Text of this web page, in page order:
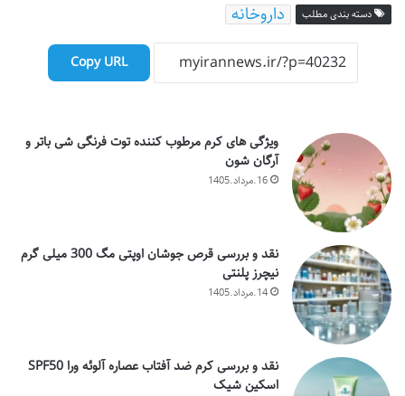
دسته بندی مطلب داروخانه
Copy URL
ویژگی های کرم مرطوب کننده توت فرنگی شی باتر و
آرگان شون
16.مرداد.1405
نقد و بررسی قرص جوشان اوپتی مگ 300 میلی گرم
نیچرز پلنتی
14.مرداد.1405
نقد و بررسی کرم ضد آفتاب عصاره آلوئه ورا SPF50
اسکین شیک